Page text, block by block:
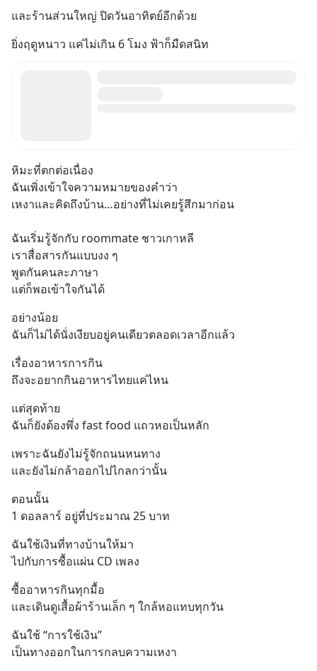
และร้านส่วนใหญ่ ปิดวันอาทิตย์อีกด้วย
ยิ่งฤดูหนาว แค่ไม่เกิน 6 โมง ฟ้าก็มืดสนิท
หิมะที่ตกต่อเนื่อง
ฉันเพิ่งเข้าใจความหมายของคำว่า
เหงาและคิดถึงบ้าน…อย่างที่ไม่เคยรู้สึกมาก่อน
ฉันเริ่มรู้จักกับ roommate ชาวเกาหลี
เราสื่อสารกันแบบงง ๆ
พูดกันคนละภาษา
แต่ก็พอเข้าใจกันได้
อย่างน้อย
ฉันก็ไม่ได้นั่งเงียบอยู่คนเดียวตลอดเวลาอีกแล้ว
เรื่องอาหารการกิน
ถึงจะอยากกินอาหารไทยแค่ไหน
แต่สุดท้าย
ฉันก็ยังต้องพึ่ง fast food แถวหอเป็นหลัก
เพราะฉันยังไม่รู้จักถนนหนทาง
และยังไม่กล้าออกไปไกลกว่านั้น
ตอนนั้น
1 ดอลลาร์ อยู่ที่ประมาณ 25 บาท
ฉันใช้เงินที่ทางบ้านให้มา
ไปกับการซื้อแผ่น CD เพลง
ซื้ออาหารกินทุกมื้อ
และเดินดูเสื้อผ้าร้านเล็ก ๆ ใกล้หอแทบทุกวัน
ฉันใช้ “การใช้เงิน”
เป็นทางออกในการกลบความเหงา